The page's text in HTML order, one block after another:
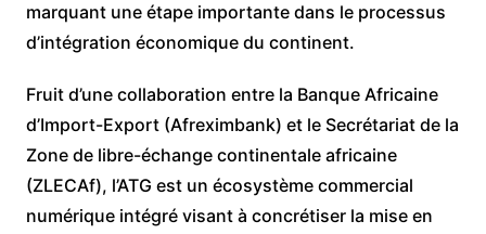
marquant une étape importante dans le processus
d’intégration économique du continent.
Fruit d’une collaboration entre la Banque Africaine
d’Import-Export (Afreximbank) et le Secrétariat de la
Zone de libre-échange continentale africaine
(ZLECAf), l’ATG est un écosystème commercial
numérique intégré visant à concrétiser la mise en